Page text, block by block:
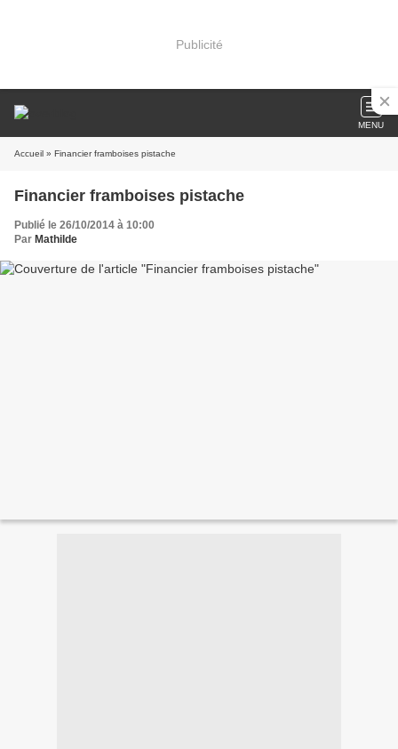
Publicité
MENU
Accueil » Financier framboises pistache
Financier framboises pistache
Publié le 26/10/2014 à 10:00
Par Mathilde